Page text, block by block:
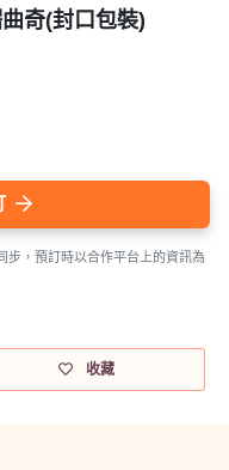
奇(封口包裝)
步，預訂時以合作平台上的資訊為
收藏